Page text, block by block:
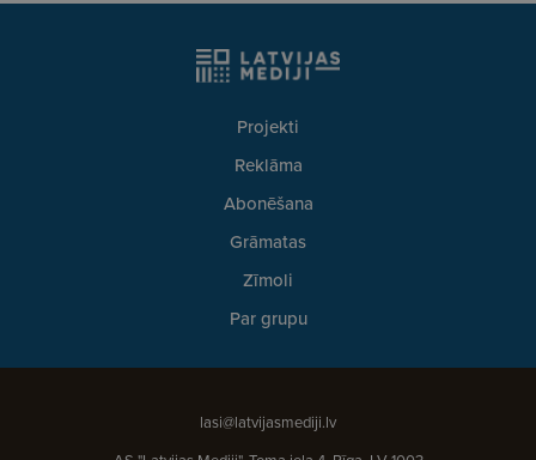
Projekti
Reklāma
Abonēšana
Grāmatas
Zīmoli
Par grupu
lasi@latvijasmediji.lv